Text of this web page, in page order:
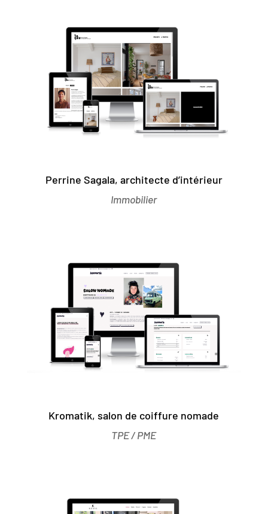
Perrine Sagala, architecte d’intérieur
Immobilier
Kromatik, salon de coiffure nomade
TPE / PME